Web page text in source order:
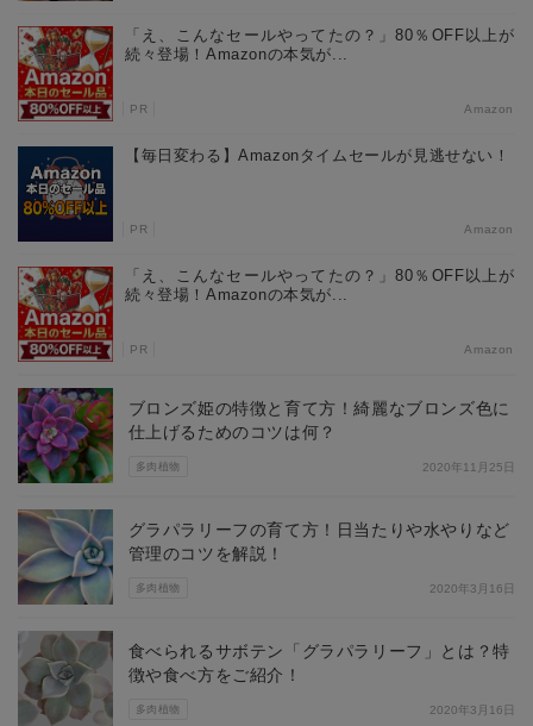
「え、こんなセールやってたの？」80％OFF以上が
続々登場！Amazonの本気が...
PR Amazon
【毎日変わる】Amazonタイムセールが見逃せない！
PR Amazon
「え、こんなセールやってたの？」80％OFF以上が
続々登場！Amazonの本気が...
PR Amazon
多肉植物
ブロンズ姫の特徴と育て方！綺麗なブロンズ色に
仕上げるためのコツは何？
2020年11月25日
多肉植物
グラパラリーフの育て方！日当たりや水やりなど
管理のコツを解説！
2020年3月16日
多肉植物
食べられるサボテン「グラパラリーフ」とは？特
徴や食べ方をご紹介！
2020年3月16日